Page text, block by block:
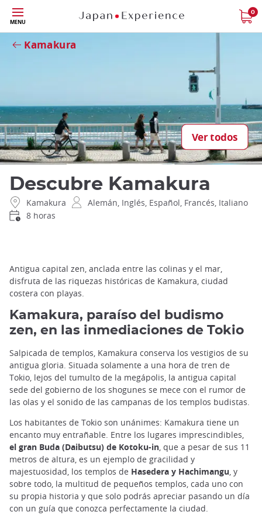
Tamaño
MENU
0
Kamakura
Ver todos
Close
Descubre Kamakura
Kamakura
Alemán, Inglés, Español, Francés, Italiano
8 horas
Antigua capital zen, anclada entre las colinas y el mar,
disfruta de las riquezas históricas de Kamakura, ciudad
costera con playas.
Kamakura, paraíso del budismo
zen, en las inmediaciones de Tokio
Salpicada de templos, Kamakura conserva los vestigios de su
antigua gloria. Situada solamente a una hora de tren de
Tokio, lejos del tumulto de la megápolis, la antigua capital
sede del gobierno de los shogunes se mece con el rumor de
las olas y el sonido de las campanas de los templos budistas.
Los habitantes de Tokio son unánimes: Kamakura tiene un
encanto muy entrañable. Entre los lugares imprescindibles,
el gran Buda (Daibutsu) de Kotoku-in, que a pesar de sus 11
metros de altura, es un ejemplo de gracilidad y
majestuosidad, los templos de Hasedera y Hachimangu, y
sobre todo, la multitud de pequeños templos, cada uno con
su propia historia y que solo podrás apreciar pasando un día
con un guía que conozca perfectamente la ciudad.